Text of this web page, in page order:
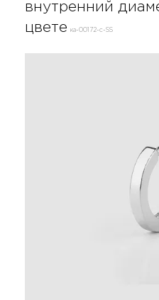
внутренний
цвете
ка-00172-с-SS